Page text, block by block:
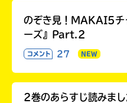
のぞき見！MAKAI5チ
ーズ』Part.2
コメント 27 NEW
2巻のあらすじ読みまし